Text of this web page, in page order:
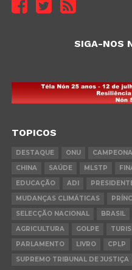
SIGA-NOS
TOPICOS
DESTAQUE ONU
CHINA
SAÚDE MLSTP
EDUCAÇÃO
ADI
MUDANÇAS CLIMÁTICAS
SELECÇÃO NACIONAL
BRASIL
AGRICULTURA
GOLPE
PARLAMENTO
LIVRO CPLP
SUPREMO TRIBUNAL DE JUSTIÇA